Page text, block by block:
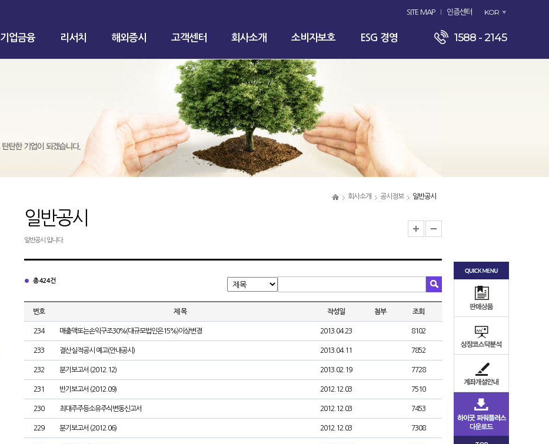
SITE MAP 인증센터 KOR
기업금융 리서치 해외증시 고객센터 회사소개 소비자보호 ESG 경영 1588 - 2145
회사소개 공시정보 일반공시
일반공시
일반공시 입니다.
총 424건
번호 제 목 작성일 첨부 조회
234 매출액또는손익구조30%(대규모법인은15%)이상변경 2013.04.23 8102
233 결산실적공시 예고(안내공시) 2013.04.11 7852
232 분기보고서 (2012.12) 2013.02.19 7728
231 반기보고서 (2012.09) 2012.12.03 7510
230 최대주주등소유주식변동신고서 2012.12.03 7453
229 분기보고서 (2012.06) 2012.12.03 7308